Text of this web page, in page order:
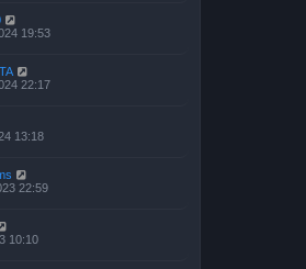
19:53
22:17
13:18
22:59
10:10